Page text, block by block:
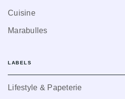
Cuisine
Marabulles
LABELS
Lifestyle & Papeterie